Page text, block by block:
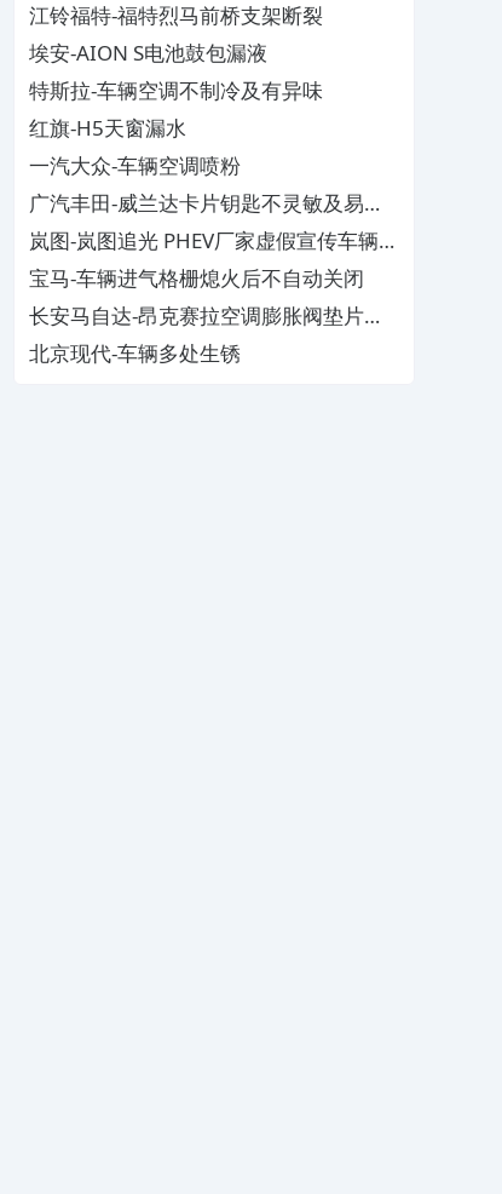
江铃福特-福特烈马前桥支架断裂
埃安-AION S电池鼓包漏液
特斯拉-车辆空调不制冷及有异味
红旗-H5天窗漏水
一汽大众-车辆空调喷粉
广汽丰田-威兰达卡片钥匙不灵敏及易消
磁
岚图-岚图追光 PHEV厂家虚假宣传车辆配
置与功能
宝马-车辆进气格栅熄火后不自动关闭
长安马自达-昂克赛拉空调膨胀阀垫片生
锈
北京现代-车辆多处生锈